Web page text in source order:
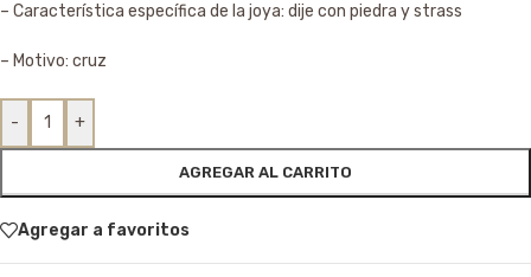
– Característica específica de la joya: dije con piedra y strass
– Motivo: cruz
- +
AGREGAR AL CARRITO
Agregar a favoritos